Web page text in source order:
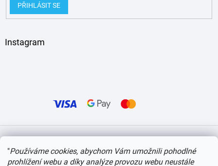
"Používáme cookies, abychom Vám umožnili pohodlné
prohlížení webu a díky analýze provozu webu neustále
PŘIHLÁSIT SE
Instagram